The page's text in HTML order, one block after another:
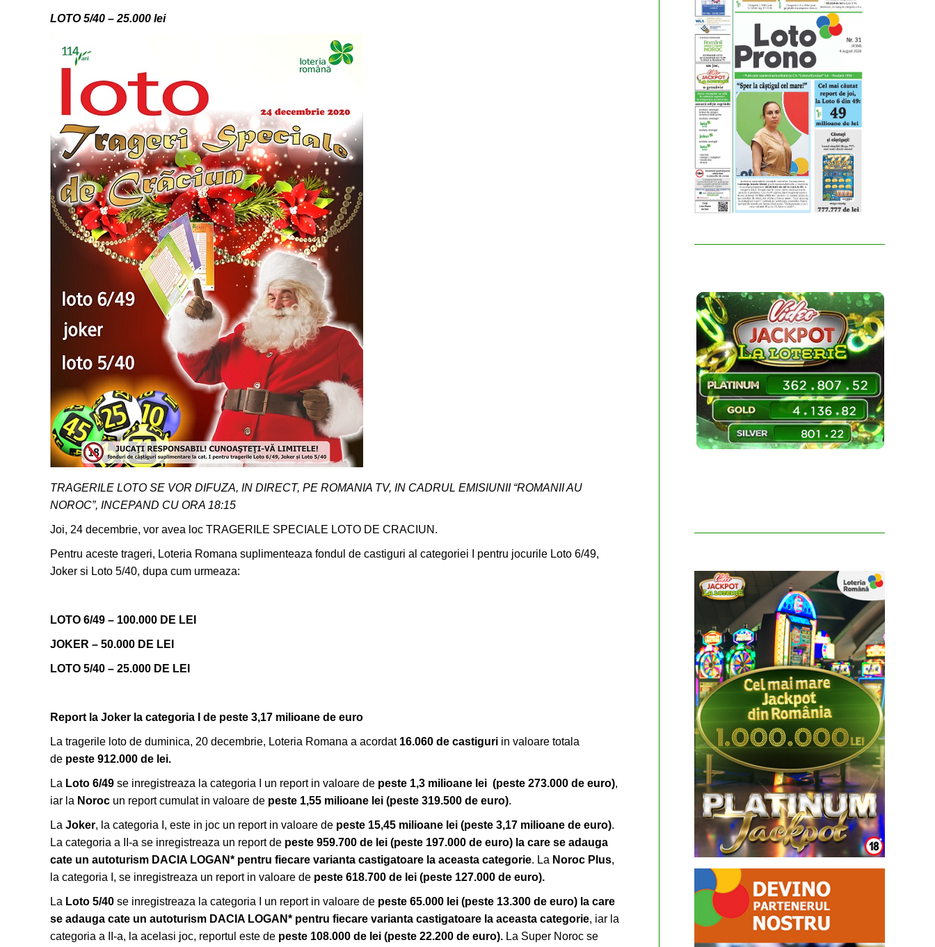
LOTO 5/40 – 25.000 lei
TRAGERILE LOTO SE VOR DIFUZA, IN DIRECT, PE ROMANIA TV, IN CADRUL EMISIUNII “ROMANII AU
NOROC”, INCEPAND CU ORA 18:15
Joi, 24 decembrie, vor avea loc TRAGERILE SPECIALE LOTO DE CRACIUN.
Pentru aceste trageri, Loteria Romana suplimenteaza fondul de castiguri al categoriei I pentru jocurile Loto 6/49,
Joker si Loto 5/40, dupa cum urmeaza:
LOTO 6/49 – 100.000 DE LEI
JOKER – 50.000 DE LEI
LOTO 5/40 – 25.000 DE LEI
Report la Joker la categoria I de peste 3,17 milioane de euro
La tragerile loto de duminica, 20 decembrie, Loteria Romana a acordat 16.060 de castiguri in valoare totala
de peste 912.000 de lei.
La Loto 6/49 se inregistreaza la categoria I un report in valoare de peste 1,3 milioane lei (peste 273.000 de euro),
iar la Noroc un report cumulat in valoare de peste 1,55 milioane lei (peste 319.500 de euro).
La Joker, la categoria I, este in joc un report in valoare de peste 15,45 milioane lei (peste 3,17 milioane de euro).
La categoria a II-a se inregistreaza un report de peste 959.700 de lei (peste 197.000 de euro) la care se adauga
cate un autoturism DACIA LOGAN* pentru fiecare varianta castigatoare la aceasta categorie. La Noroc Plus,
la categoria I, se inregistreaza un report in valoare de peste 618.700 de lei (peste 127.000 de euro).
La Loto 5/40 se inregistreaza la categoria I un report in valoare de peste 65.000 lei (peste 13.300 de euro) la care
se adauga cate un autoturism DACIA LOGAN* pentru fiecare varianta castigatoare la aceasta categorie, iar la
categoria a II-a, la acelasi joc, reportul este de peste 108.000 de lei (peste 22.200 de euro). La Super Noroc se